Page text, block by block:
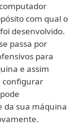
com qual o
desenvolvido.
passa por
para
e assim
configurar
da sua máquina